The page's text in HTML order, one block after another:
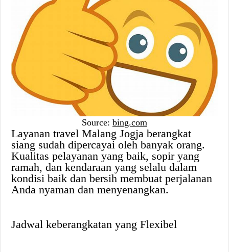
Source: bing.com
Layanan travel Malang Jogja berangkat
siang sudah dipercayai oleh banyak orang.
Kualitas pelayanan yang baik, sopir yang
ramah, dan kendaraan yang selalu dalam
kondisi baik dan bersih membuat perjalanan
Anda nyaman dan menyenangkan.
Jadwal keberangkatan yang Flexibel